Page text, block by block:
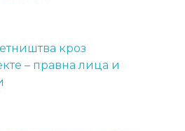
кроз
– правна лица и